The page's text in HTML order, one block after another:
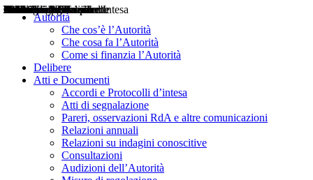
Autorità
Che cos’è l’Autorità
Che cosa fa l’Autorità
Come si finanzia l’Autorità
Delibere
Atti e Documenti
Accordi e Protocolli d’intesa
Atti di segnalazione
Pareri, osservazioni RdA e altre comunicazioni
Relazioni annuali
Relazioni su indagini conoscitive
Consultazioni
Audizioni dell’Autorità
Delibere
Pareri
Consultazioni
Audizioni
Atti di Segnalazione
Accordi e Protocolli d'Intesa
Relazioni annuali
Misure di regolazione
Notizie
Comunicati Stampa
Bollettini ART
Convegni ART
Interviste del Presidente
Articoli in primo piano
Interventi del Presidente
2004
2005
2010
2013
2014
2015
2016
2017
2018
2019
202
2020
2021
2022
2023
2024
2025
2026
Aereo
Marittimo
Terrestre